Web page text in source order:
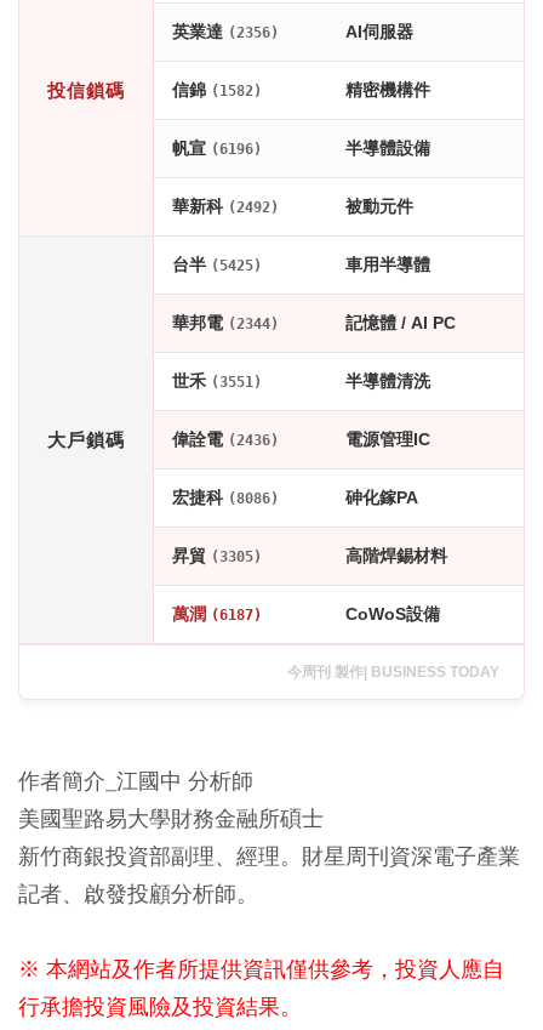
投信鎖碼
英業達 (2356) AI伺服器
信錦 (1582) 精密機構件
帆宣 (6196) 半導體設備
華新科 (2492) 被動元件
大戶鎖碼
台半 (5425) 車用半導體
華邦電 (2344) 記憶體 / AI PC
世禾 (3551) 半導體清洗
偉詮電 (2436) 電源管理IC
宏捷科 (8086) 砷化鎵PA
昇貿 (3305) 高階焊錫材料
萬潤 (6187) CoWoS設備
今周刊 製作| BUSINESS TODAY
作者簡介_江國中 分析師
美國聖路易大學財務金融所碩士
新竹商銀投資部副理、經理。財星周刊資深電子產業
記者、啟發投顧分析師。
※ 本網站及作者所提供資訊僅供參考，投資人應自
行承擔投資風險及投資結果。